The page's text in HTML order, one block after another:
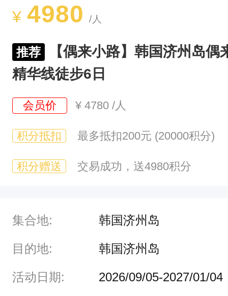
¥ 4980 /人
推荐
【偶来小路】韩国济州岛偶
精华线徒步6日
会员价 ¥ 4780 /人
积分抵扣 最多抵扣200元 (20000积分)
积分赠送 交易成功，送4980积分
集合地: 韩国济州岛
目的地: 韩国济州岛
活动日期: 2026/09/05-2027/01/04